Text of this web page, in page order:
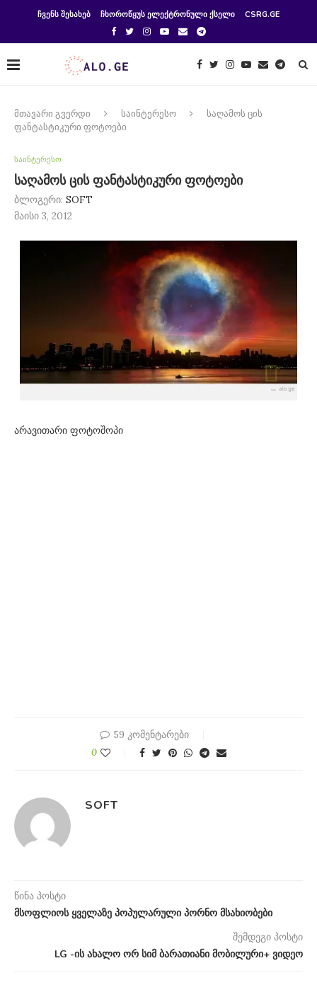
ᲩᲕᲔᲜᲡ ᲨᲔᲡᲐᲮᲔᲑ ᲩᲮᲝᲠᲝᲬᲧᲣᲡ ᲔᲚᲔᲥᲢᲠᲝᲜᲣᲚᲘ ᲥᲡᲔᲚᲘ CSRG.GE
მთავარი გვერდი საინტერესო
საღამოს ცის
ფანტასტიკური ფოტოები
საინტერესო
საღამოს ცის ფანტასტიკური ფოტოები
ბლოგერი: SOFT
მაისი 3, 2012
არავითარი ფოტოშოპი
59 კომენტარები
0
SOFT
წინა პოსტი
მსოფლიოს ყველაზე პოპულარული პორნო მსახიობები
შემდეგი პოსტი
LG -ის ახალო ორ სიმ ბარათიანი მობილური+ ვიდეო